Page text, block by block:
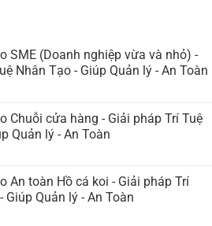
SME (Doanh nghiệp vừa và nhỏ) -
Nhân Tạo - Giúp Quản lý - An Toàn
Chuỗi cửa hàng - Giải pháp Trí Tuệ
Quản lý - An Toàn
An toàn Hồ cá koi - Giải pháp Trí
Giúp Quản lý - An Toàn